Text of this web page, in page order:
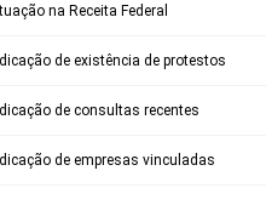
na Receita Federal
de existência de protestos
de consultas recentes
de empresas vinculadas